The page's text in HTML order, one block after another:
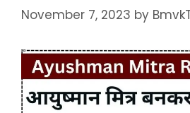
November 7, 2023 by